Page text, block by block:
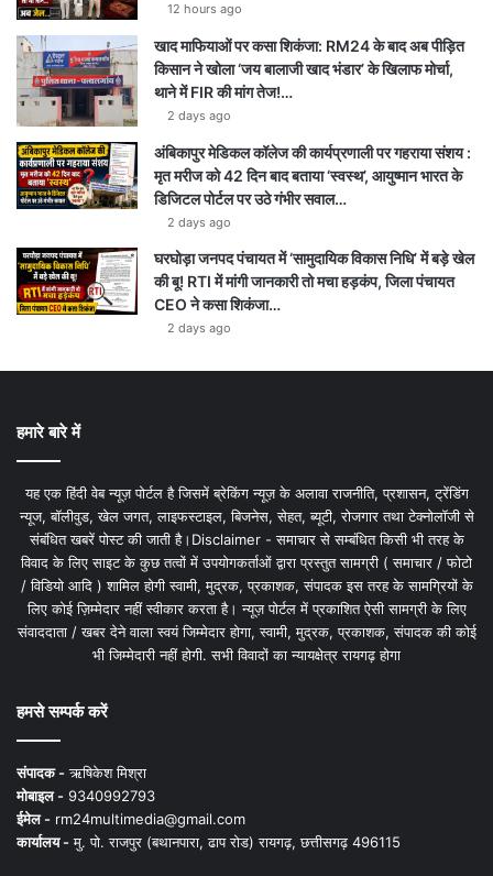
12 hours ago
खाद माफियाओं पर कसा शिकंजा: RM24 के बाद अब पीड़ित
किसान ने खोला ‘जय बालाजी खाद भंडार’ के खिलाफ मोर्चा,
थाने में FIR की मांग तेज!…
2 days ago
अंबिकापुर मेडिकल कॉलेज की कार्यप्रणाली पर गहराया संशय :
मृत मरीज को 42 दिन बाद बताया ‘स्वस्थ’, आयुष्मान भारत के
डिजिटल पोर्टल पर उठे गंभीर सवाल…
2 days ago
घरघोड़ा जनपद पंचायत में ‘सामुदायिक विकास निधि’ में बड़े खेल
की बू! RTI में मांगी जानकारी तो मचा हड़कंप, जिला पंचायत
CEO ने कसा शिकंजा…
2 days ago
हमारे बारे में
यह एक हिंदी वेब न्यूज़ पोर्टल है जिसमें ब्रेकिंग न्यूज़ के अलावा राजनीति, प्रशासन, ट्रेंडिंग
न्यूज, बॉलीवुड, खेल जगत, लाइफस्टाइल, बिजनेस, सेहत, ब्यूटी, रोजगार तथा टेक्नोलॉजी से
संबंधित खबरें पोस्ट की जाती है।Disclaimer - समाचार से सम्बंधित किसी भी तरह के
विवाद के लिए साइट के कुछ तत्वों में उपयोगकर्ताओं द्वारा प्रस्तुत सामग्री ( समाचार / फोटो
/ विडियो आदि ) शामिल होगी स्वामी, मुद्रक, प्रकाशक, संपादक इस तरह के सामग्रियों के
लिए कोई ज़िम्मेदार नहीं स्वीकार करता है। न्यूज़ पोर्टल में प्रकाशित ऐसी सामग्री के लिए
संवाददाता / खबर देने वाला स्वयं जिम्मेदार होगा, स्वामी, मुद्रक, प्रकाशक, संपादक की कोई
भी जिम्मेदारी नहीं होगी. सभी विवादों का न्यायक्षेत्र रायगढ़ होगा
हमसे सम्पर्क करें
संपादक -ऋषिकेश मिश्रा
मोबाइल - 9340992793
ईमेल - rm24multimedia@gmail.com
कार्यालय -मु. पो. राजपुर (बथानपारा, ढाप रोड) रायगढ़, छत्तीसगढ़ 496115